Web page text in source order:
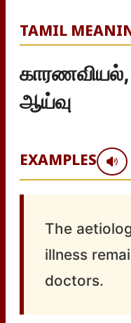
TAMIL
ஆய்வு
EXAMPLES
The
illness
doctors.